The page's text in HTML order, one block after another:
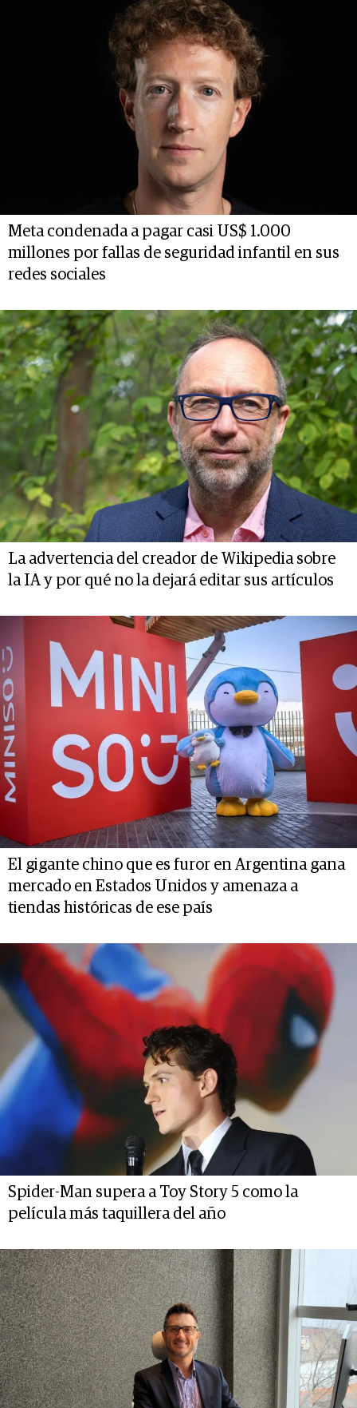
Meta condenada a pagar casi US$ 1.000
millones por fallas de seguridad infantil en sus
redes sociales
La advertencia del creador de Wikipedia sobre
la IA y por qué no la dejará editar sus artículos
El gigante chino que es furor en Argentina gana
mercado en Estados Unidos y amenaza a
tiendas históricas de ese país
Spider-Man supera a Toy Story 5 como la
película más taquillera del año